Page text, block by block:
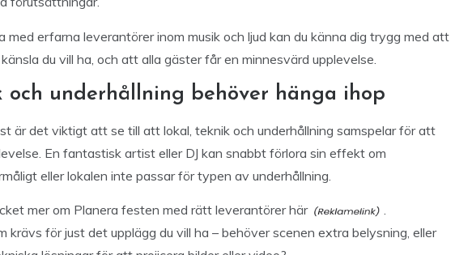
med erfarna leverantörer inom musik och ljud kan du känna dig trygg med att
du vill ha, och att alla gäster får en minnesvärd upplevelse.
och underhållning behöver hänga ihop
är det viktigt att se till att lokal, teknik och underhållning samspelar för att
En fantastisk artist eller DJ kan snabbt förlora sin effekt om
eller lokalen inte passar för typen av underhållning.
merom Planera festen med rätt leverantörer här
.
krävs för just det upplägg du vill ha – behöver scenen extra belysning, eller